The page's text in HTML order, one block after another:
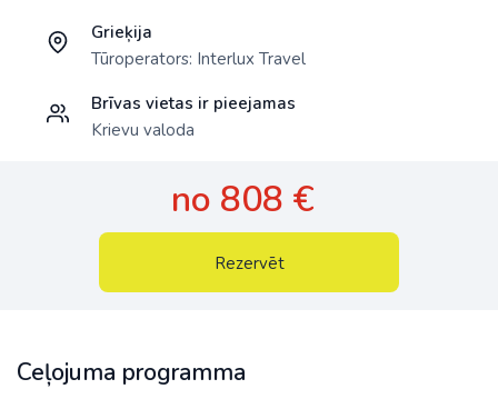
Ceļojuma programma
Grieķija
Tūroperators: Interlux Travel
Brīvas vietas ir pieejamas
Krievu valoda
no 808 €
Rezervēt